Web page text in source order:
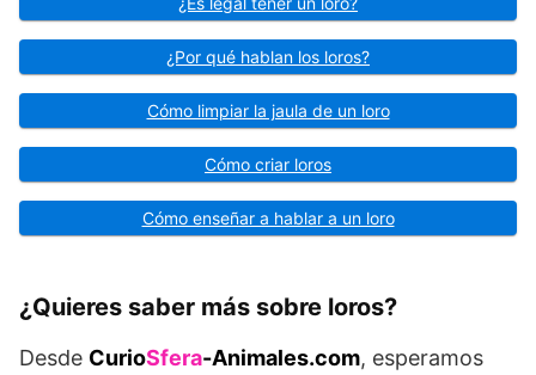
¿Por qué hablan los loros?
Cómo limpiar la jaula de un loro
Cómo criar loros
Cómo enseñar a hablar a un loro
¿Quieres saber más sobre loros?
Desde CurioSfera-Animales.com, esperamos